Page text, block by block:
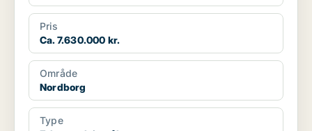
Pris
Ca. 7.630.000 kr.
Område
Nordborg
Type